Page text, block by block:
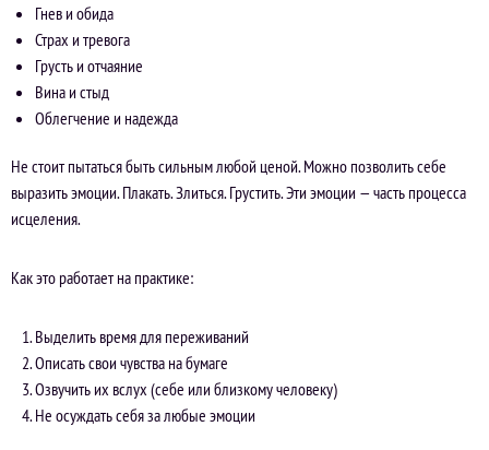
Гнев и обида
Страх и тревога
Грусть и отчаяние
Вина и стыд
Облегчение и надежда
Не стоит пытаться быть сильным любой ценой. Можно позволить себе
выразить эмоции. Плакать. Злиться. Грустить. Эти эмоции — часть процесса
исцеления.
Как это работает на практике:
Выделить время для переживаний
Описать свои чувства на бумаге
Озвучить их вслух (себе или близкому человеку)
Не осуждать себя за любые эмоции